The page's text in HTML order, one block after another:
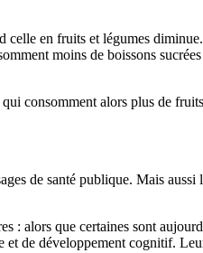
celle en fruits et légumes
moins de boissons
consomment alors plus de
de santé publique. Mais aussi
: alors que certaines sont
et de développement cognitif.